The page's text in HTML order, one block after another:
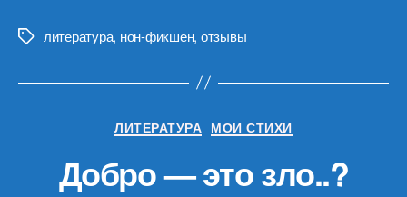
Меткилитература, нон-фикшен, отзывы
Рубрики
ЛИТЕРАТУРА МОИ СТИХИ
Добро — это зло..?